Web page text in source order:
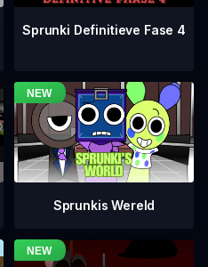
Sprunki Definitieve Fase 4
Sprunkis Wereld